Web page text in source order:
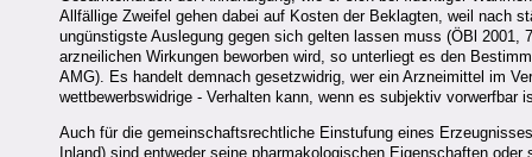
Allfällige Zweifel gehen dabei auf Kosten der Beklagten, weil nach
ungünstigste Auslegung gegen sich gelten lassen muss (ÖBl
arzneilichen Wirkungen beworben wird, so unterliegt es den
AMG). Es handelt demnach gesetzwidrig, wer ein Arzneimittel im
wettbewerbswidrige - Verhalten kann, wenn es subjektiv vorwerfbar
Auch für die gemeinschaftsrechtliche Einstufung eines
Inland) sind entweder seine pharmakologischen Eigenschaften